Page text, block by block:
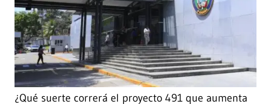
¿Qué suerte correrá el proyecto 491 que aumenta